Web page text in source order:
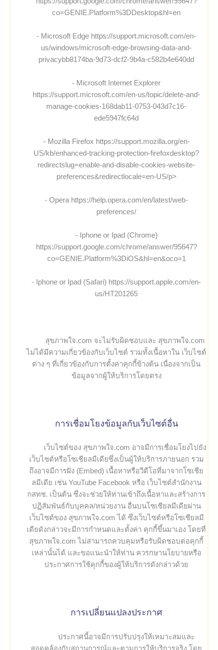
co=GENIE.Platform%3DDesktop&hl=en
- Microsoft Edge https://support.microsoft.com/en-
us/windows/microsoft-edge-browsing-data-and-
privacybb8174ba-9d73-dcf2-9b4a-c582b4e640dd
- Microsoft Internet Explorer
https://support.microsoft.com/en-us/topic/delete-and-
manage-cookies-168dab11-0753-043d7c16-
ede5947fc64d
- Mozilla Firefox https://support.mozilla.org/en-
US/kb/enhanced-tracking-protection-firefoxdesktop?
redirectslug=enable-and-disable-cookies-website-
preferences&redirectlocale=en-US/p>
- Opera https://help.opera.com/en/latest/web-
preferences/
- Iphone or Ipad (Chrome)
https://support.google.com/chrome/answer/95647?
co=GENIE.Platform%3DiOS&hl=en&oco=1
- Iphone or Ipad (Safari) https://support.apple.com/en-
us/HT201265
สุขภาพใจ.com จะไม่รับผิดชอบและ สุขภาพใจ.com
ไม่ได้มีความเกี่ยวข้องกับเว็บไซต์ รวมทั้งเนื้อหาใน เว็บไซต์
ต่าง ๆ ที่เกี่ยวข้องกับการตั้งค่าคุกกี้ข้างต้น เนื่องจากเป็น
ข้อมูลจากผู้ให้บริการโดยตรง
การเชื่อมโยงข้อมูลกับเว็บไซต์อื่น
เว็บไซต์ของ สุขภาพใจ.com อาจมีการเชื่อมโยงไปยัง
เว็บไซต์หรือโซเชียลมีเดียซึ่งเป็นผู้ให้บริการภายนอก รวม
ถึงอาจมีการฝัง (Embed) เนื้อหาหรือวีดีโอที่มาจากโซเชีย
ลมีเดีย เช่น YouTube Facebook หรือ เว็บไซต์สำนักงาน
กสทช. เป็นต้น ซึ่งจะช่วยให้ท่านเข้าถึงเนื้อหาและสร้างการ
ปฏิสัมพันธ์กับบุคคล/หน่วยงาน อื่นบนโซเชียลมีเดียผ่าน
เว็บไซต์ของ สุขภาพใจ.com ได้ ซึ่งเว็บไซต์หรือโซเชียลมี
เดียดังกล่าวจะมีการกำหนดและตั้งค่า คุกกี้ขึ้นมาเอง โดยที่
สุขภาพใจ.com ไม่สามารถควบคุมหรือรับผิดชอบต่อคุกกี้
เหล่านั้นได้ และขอแนะนำให้ท่าน ควรกษานโยบายหรือ
ประกาศการใช้คุกกี้ของผู้ให้บริการดังกล่าวด้วย
การเปลี่ยนแปลงประกาศ
ประกาศนี้อาจมีการปรับปรุงให้เหมาะสมและ